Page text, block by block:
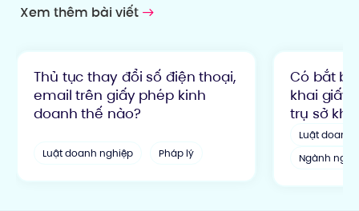
Xem thêm bài viết
Thủ tục thay đổi số điện thoại,
email trên giấy phép kinh
doanh thế nào?
Luật doanh nghiệp Pháp lý
Có bắt
khai giấy
trụ sở
Luật doanh
Ngành